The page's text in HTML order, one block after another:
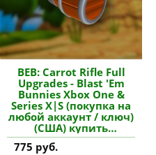
BEB: Carrot Rifle Full
Upgrades - Blast 'Em
Bunnies Xbox One &
Series X|S (покупка на
любой аккаунт / ключ)
(США) купить
дополнение
775 руб.